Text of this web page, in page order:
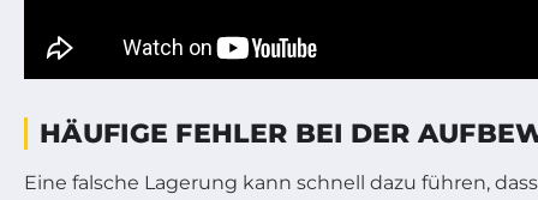
HÄUFIGE FEHLER BEI DER
Eine falsche Lagerung kann schnell dazu führen,